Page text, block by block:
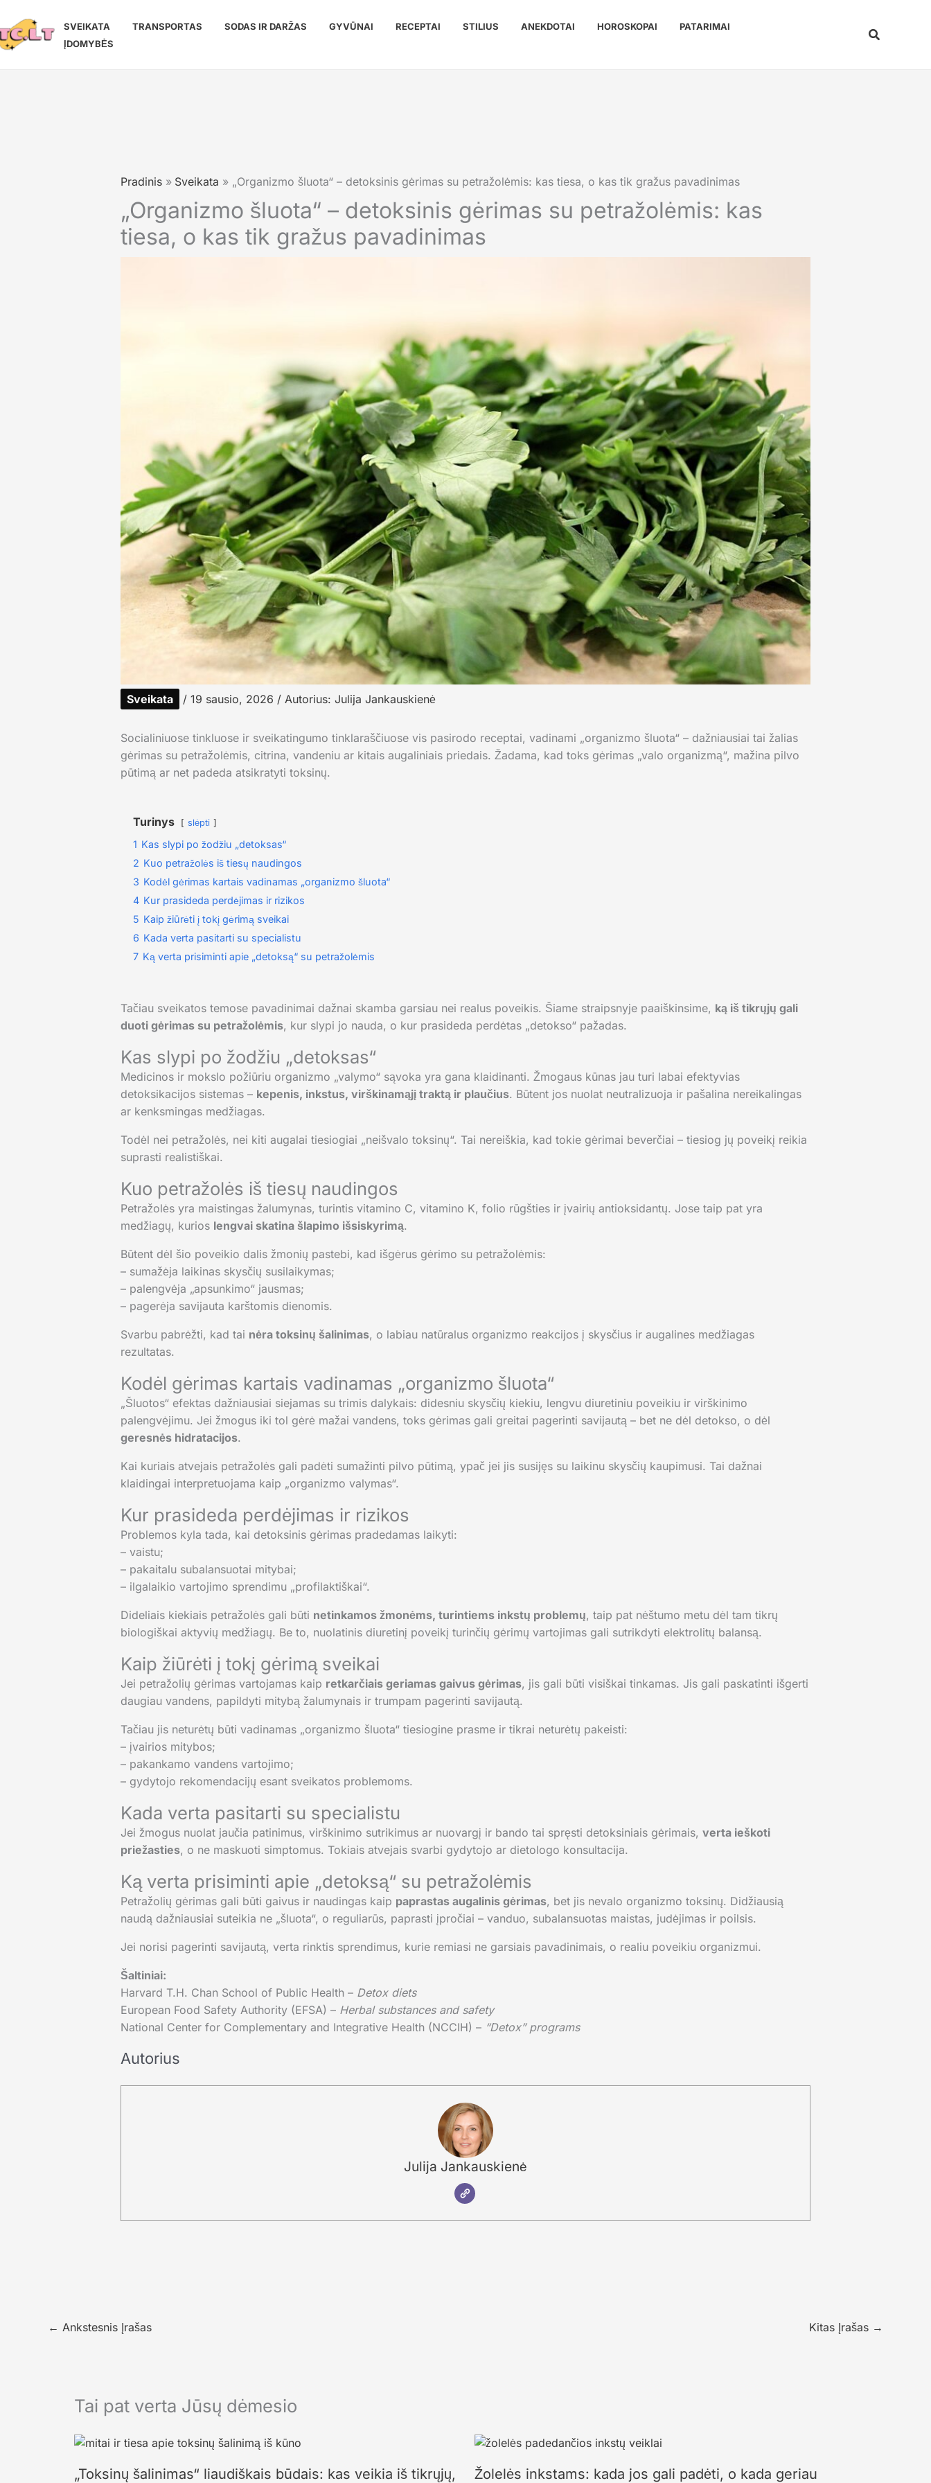
prie
turinio
SVEIKATA TRANSPORTAS SODAS IR DARŽAS GYVŪNAI RECEPTAI STILIUS ANEKDOTAI HOROSKOPAI
PATARIMAI
ĮDOMYBĖS
Paieška
Pradinis Sveikata „Organizmo šluota“ – detoksinis gėrimas su petražolėmis: kas tiesa, o kas tik gražus pavadinimas
„Organizmo šluota“ – detoksinis gėrimas su petražolėmis: kas
tiesa, o kas tik gražus pavadinimas
Sveikata / 19 sausio, 2026 / Autorius: Julija Jankauskienė
Socialiniuose tinkluose ir sveikatingumo tinklaraščiuose vis pasirodo receptai, vadinami „organizmo šluota“ – dažniausiai tai žalias
gėrimas su petražolėmis, citrina, vandeniu ar kitais augaliniais priedais. Žadama, kad toks gėrimas „valo organizmą“, mažina pilvo
pūtimą ar net padeda atsikratyti toksinų.
Turinys slėpti
1 Kas slypi po žodžiu „detoksas“
2 Kuo petražolės iš tiesų naudingos
3 Kodėl gėrimas kartais vadinamas „organizmo šluota“
4 Kur prasideda perdėjimas ir rizikos
5 Kaip žiūrėti į tokį gėrimą sveikai
6 Kada verta pasitarti su specialistu
7 Ką verta prisiminti apie „detoksą“ su petražolėmis
Tačiau sveikatos temose pavadinimai dažnai skamba garsiau nei realus poveikis. Šiame straipsnyje paaiškinsime, ką iš tikrųjų gali
duoti gėrimas su petražolėmis, kur slypi jo nauda, o kur prasideda perdėtas „detokso“ pažadas.
Kas slypi po žodžiu „detoksas“
Medicinos ir mokslo požiūriu organizmo „valymo“ sąvoka yra gana klaidinanti. Žmogaus kūnas jau turi labai efektyvias
detoksikacijos sistemas – kepenis, inkstus, virškinamąjį traktą ir plaučius. Būtent jos nuolat neutralizuoja ir pašalina nereikalingas
ar kenksmingas medžiagas.
Todėl nei petražolės, nei kiti augalai tiesiogiai „neišvalo toksinų“. Tai nereiškia, kad tokie gėrimai beverčiai – tiesiog jų poveikį reikia
suprasti realistiškai.
Kuo petražolės iš tiesų naudingos
Petražolės yra maistingas žalumynas, turintis vitamino C, vitamino K, folio rūgšties ir įvairių antioksidantų. Jose taip pat yra
medžiagų, kurios lengvai skatina šlapimo išsiskyrimą.
Būtent dėl šio poveikio dalis žmonių pastebi, kad išgėrus gėrimo su petražolėmis:
– sumažėja laikinas skysčių susilaikymas;
– palengvėja „apsunkimo“ jausmas;
– pagerėja savijauta karštomis dienomis.
Svarbu pabrėžti, kad tai nėra toksinų šalinimas, o labiau natūralus organizmo reakcijos į skysčius ir augalines medžiagas
rezultatas.
Kodėl gėrimas kartais vadinamas „organizmo šluota“
„Šluotos“ efektas dažniausiai siejamas su trimis dalykais: didesniu skysčių kiekiu, lengvu diuretiniu poveikiu ir virškinimo
palengvėjimu. Jei žmogus iki tol gėrė mažai vandens, toks gėrimas gali greitai pagerinti savijautą – bet ne dėl detokso, o dėl
geresnės hidratacijos.
Kai kuriais atvejais petražolės gali padėti sumažinti pilvo pūtimą, ypač jei jis susijęs su laikinu skysčių kaupimusi. Tai dažnai
klaidingai interpretuojama kaip „organizmo valymas“.
Kur prasideda perdėjimas ir rizikos
Problemos kyla tada, kai detoksinis gėrimas pradedamas laikyti:
– vaistu;
– pakaitalu subalansuotai mitybai;
– ilgalaikio vartojimo sprendimu „profilaktiškai“.
Dideliais kiekiais petražolės gali būti netinkamos žmonėms, turintiems inkstų problemų, taip pat nėštumo metu dėl tam tikrų
biologiškai aktyvių medžiagų. Be to, nuolatinis diuretinį poveikį turinčių gėrimų vartojimas gali sutrikdyti elektrolitų balansą.
Kaip žiūrėti į tokį gėrimą sveikai
Jei petražolių gėrimas vartojamas kaip retkarčiais geriamas gaivus gėrimas, jis gali būti visiškai tinkamas. Jis gali paskatinti išgerti
daugiau vandens, papildyti mitybą žalumynais ir trumpam pagerinti savijautą.
Tačiau jis neturėtų būti vadinamas „organizmo šluota“ tiesiogine prasme ir tikrai neturėtų pakeisti:
– įvairios mitybos;
– pakankamo vandens vartojimo;
– gydytojo rekomendacijų esant sveikatos problemoms.
Kada verta pasitarti su specialistu
Jei žmogus nuolat jaučia patinimus, virškinimo sutrikimus ar nuovargį ir bando tai spręsti detoksiniais gėrimais, verta ieškoti
priežasties, o ne maskuoti simptomus. Tokiais atvejais svarbi gydytojo ar dietologo konsultacija.
Ką verta prisiminti apie „detoksą“ su petražolėmis
Petražolių gėrimas gali būti gaivus ir naudingas kaip paprastas augalinis gėrimas, bet jis nevalo organizmo toksinų. Didžiausią
naudą dažniausiai suteikia ne „šluota“, o reguliarūs, paprasti įpročiai – vanduo, subalansuotas maistas, judėjimas ir poilsis.
Jei norisi pagerinti savijautą, verta rinktis sprendimus, kurie remiasi ne garsiais pavadinimais, o realiu poveikiu organizmui.
Šaltiniai:
Harvard T.H. Chan School of Public Health – Detox diets
European Food Safety Authority (EFSA) – Herbal substances and safety
National Center for Complementary and Integrative Health (NCCIH) – “Detox” programs
Autorius
Julija Jankauskienė
← Ankstesnis Įrašas Kitas Įrašas →
Tai pat verta Jūsų dėmesio
„Toksinų šalinimas“ liaudiškais būdais: kas veikia iš tikrųjų, Žolelės inkstams: kada jos gali padėti, o kada geriau